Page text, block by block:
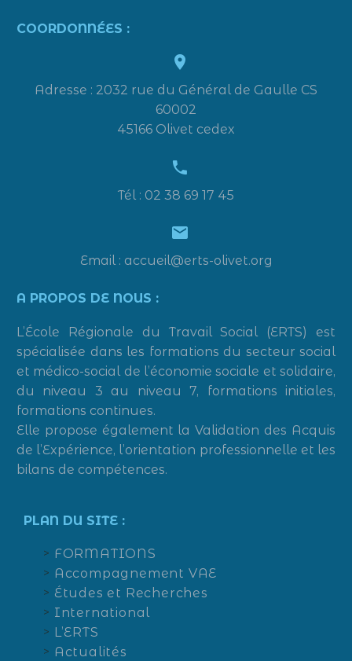
COORDONNÉES :


Adresse : 2032 rue du Général de Gaulle CS
60002
45166 Olivet cedex


Tél : 02 38 69 17 45


Email : accueil@erts-olivet.org
A PROPOS DE NOUS :
L’École Régionale du Travail Social (ERTS) est
spécialisée dans les formations du secteur social
et médico-social de l’économie sociale et solidaire,
du niveau 3 au niveau 7, formations initiales,
formations continues.
Elle propose également la Validation des Acquis
de l’Expérience, l’orientation professionnelle et les
bilans de compétences.
PLAN DU SITE :
FORMATIONS
Accompagnement VAE
Études et Recherches
International
L’ERTS
Actualités